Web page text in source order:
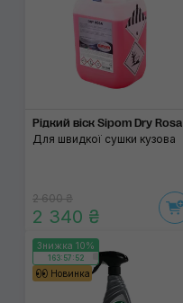
Рідкий віск Sipom Dry Rosa
Для швидкої сушки кузова
2 600 ₴
2 340 ₴
Знижка 10%
163:57:52
Новинка